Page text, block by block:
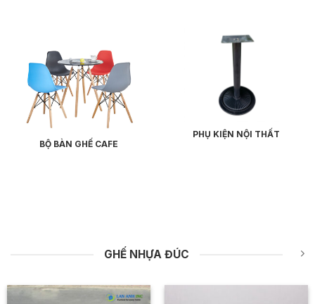
BỘ BÀN GHẾ CAFE
PHỤ KIỆN NỘI THẤT
GHẾ NHỰA ĐÚC